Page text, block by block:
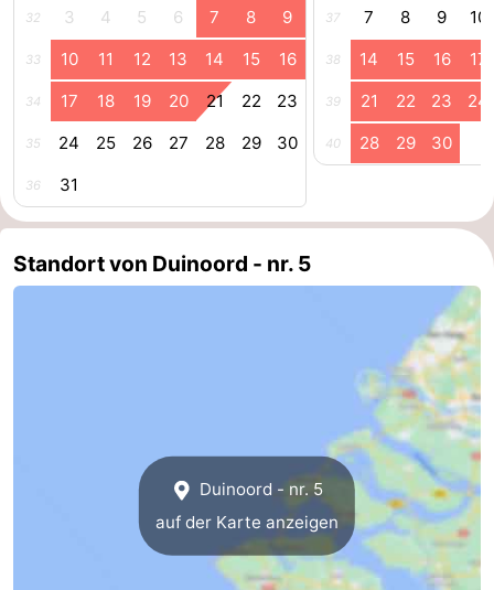
Golfplatze
Parafliegen
Sportangeln
Essen
und
trinken
Veranstaltungen
-
32 3 4 5 6 7 8 9
33 10 11 12 13 14 15 16
34 17 18 19 20 21 22 23
35 24 25 26 27 28 29 30
36 31
37 7 8 9 10
38 14 15 16 17
39 21 22 23 24
40 28 29 30
Standort von Duinoord - nr. 5
Duinoord - nr. 5
auf der Karte anzeigen